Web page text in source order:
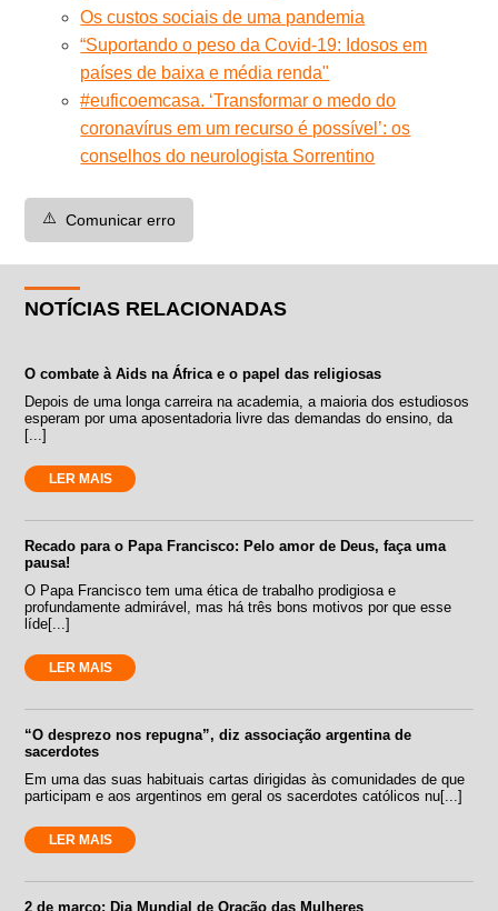
Os custos sociais de uma pandemia
“Suportando o peso da Covid-19: Idosos em
países de baixa e média renda"
#euficoemcasa. ‘Transformar o medo do
coronavírus em um recurso é possível’: os
conselhos do neurologista Sorrentino
⚠️ Comunicar erro
NOTÍCIAS RELACIONADAS
O combate à Aids na África e o papel das religiosas
Depois de uma longa carreira na academia, a maioria dos estudiosos
esperam por uma aposentadoria livre das demandas do ensino, da
[...]
LER MAIS
Recado para o Papa Francisco: Pelo amor de Deus, faça uma
pausa!
O Papa Francisco tem uma ética de trabalho prodigiosa e
profundamente admirável, mas há três bons motivos por que esse
líde[...]
LER MAIS
“O desprezo nos repugna”, diz associação argentina de
sacerdotes
Em uma das suas habituais cartas dirigidas às comunidades de que
participam e aos argentinos em geral os sacerdotes católicos nu[...]
LER MAIS
2 de março: Dia Mundial de Oração das Mulheres